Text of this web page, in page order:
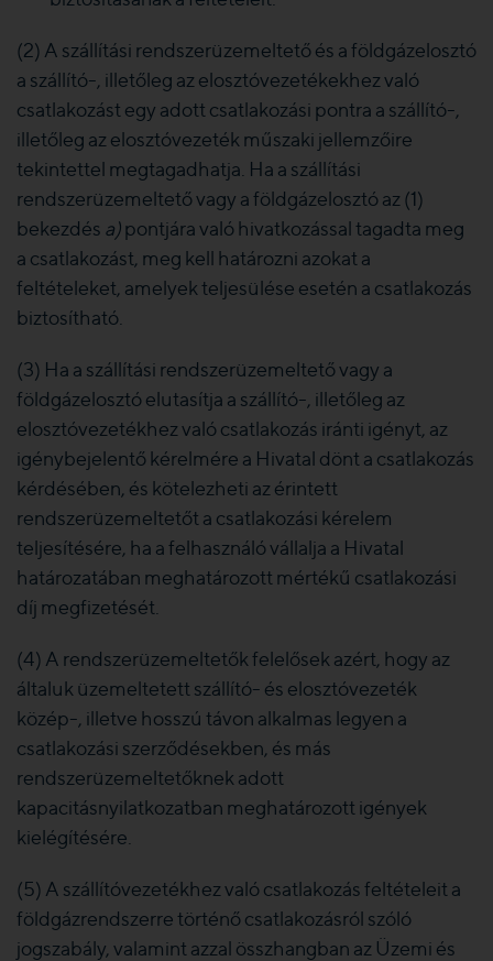
(2) A szállítási rendszerüzemeltető és a földgázelosztó
a szállító-, illetőleg az elosztóvezetékekhez való
csatlakozást egy adott csatlakozási pontra a szállító-,
illetőleg az elosztóvezeték műszaki jellemzőire
tekintettel megtagadhatja. Ha a szállítási
rendszerüzemeltető vagy a földgázelosztó az (1)
bekezdés a)pontjára való hivatkozással tagadta meg
a csatlakozást, meg kell határozni azokat a
feltételeket, amelyek teljesülése esetén a csatlakozás
biztosítható.
(3) Ha a szállítási rendszerüzemeltető vagy a
földgázelosztó elutasítja a szállító-, illetőleg az
elosztóvezetékhez való csatlakozás iránti igényt, az
igénybejelentő kérelmére a Hivatal dönt a csatlakozás
kérdésében, és kötelezheti az érintett
rendszerüzemeltetőt a csatlakozási kérelem
teljesítésére, ha a felhasználó vállalja a Hivatal
határozatában meghatározott mértékű csatlakozási
díj megfizetését.
(4) A rendszerüzemeltetők felelősek azért, hogy az
általuk üzemeltetett szállító- és elosztóvezeték
közép-, illetve hosszú távon alkalmas legyen a
csatlakozási szerződésekben, és más
rendszerüzemeltetőknek adott
kapacitásnyilatkozatban meghatározott igények
kielégítésére.
(5) A szállítóvezetékhez való csatlakozás feltételeit a
földgázrendszerre történő csatlakozásról szóló
jogszabály, valamint azzal összhangban az Üzemi és